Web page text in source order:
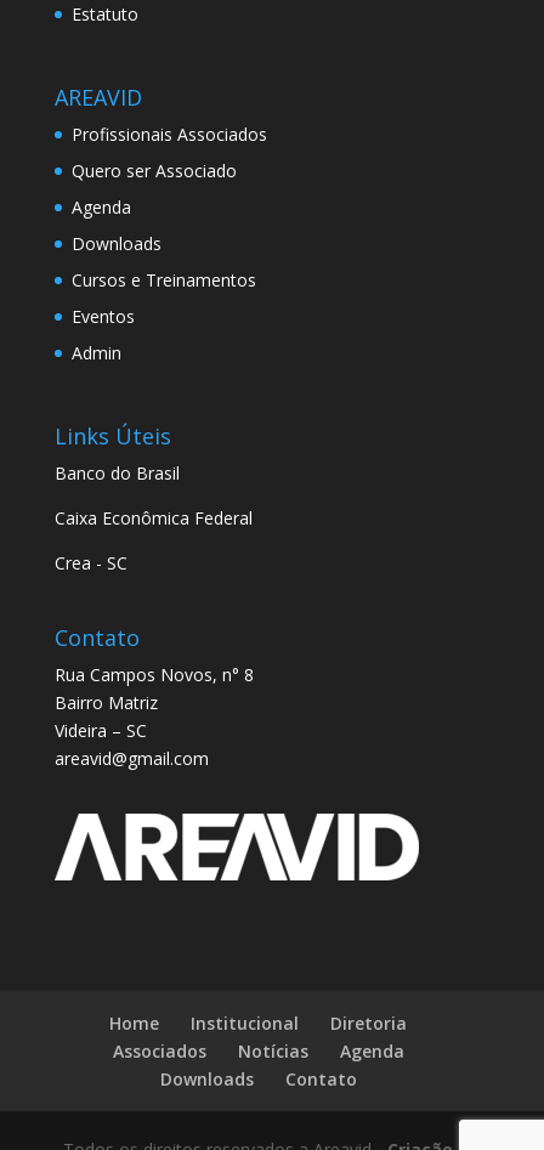
Estatuto
AREAVID
Profissionais Associados
Quero ser Associado
Agenda
Downloads
Cursos e Treinamentos
Eventos
Admin
Links Úteis
Banco do Brasil
Caixa Econômica Federal
Crea - SC
Contato
Rua Campos Novos, n° 8
Bairro Matriz
Videira – SC
areavid@gmail.com
Home Institucional
Diretoria
Associados
Notícias
Agenda
Downloads
Contato